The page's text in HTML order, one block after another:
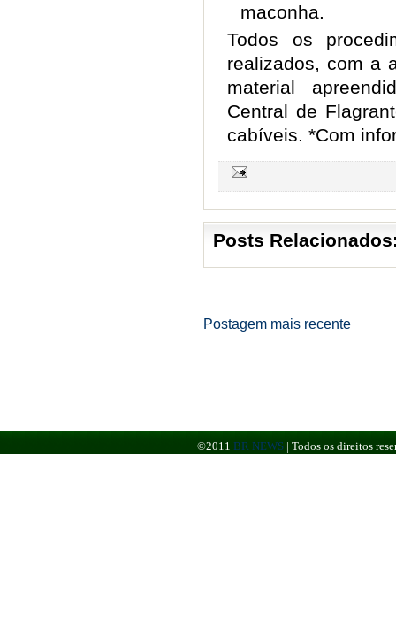
maconha.
Todos os
realizados, com a
material
Central de
cabíveis. *Com
Posts
Postagem mais recente
©2011 BR NEWS | Todos os direitos